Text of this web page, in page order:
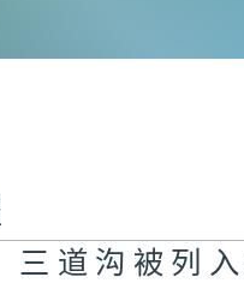
三道沟被列